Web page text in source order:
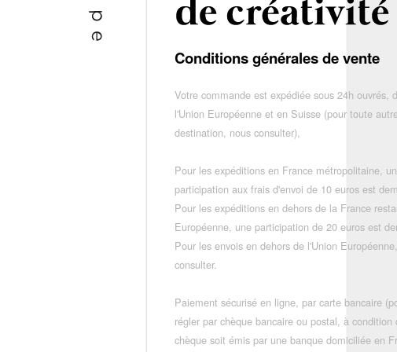
Conditions générales de vente
Votre commande est expédiée sous 24h ouvrés,
l'Union Européenne et en Suisse (pour toute
destination, nous consulter),
Pour les expéditions en France métropolitaine,
participation aux frais d'envoi de 10 euros est
Pour les expéditions en dehors de la France
Européenne, une participation de 20 euros est
Pour les envois en dehors de l'Union
consulter.
Paiement sécurisé en ligne, par carte bancaire
régler par chèque bancaire ou postal, à condition
chèque soit émis par une banque domiciliée en